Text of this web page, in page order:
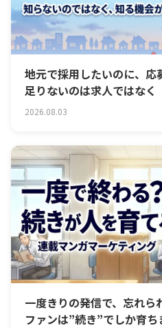
地元で採用したいのに、応
足りないのは求人ではなく
2026.08.03
一度きりの発信で、忘れら
ファンは”続き”でしか育ち